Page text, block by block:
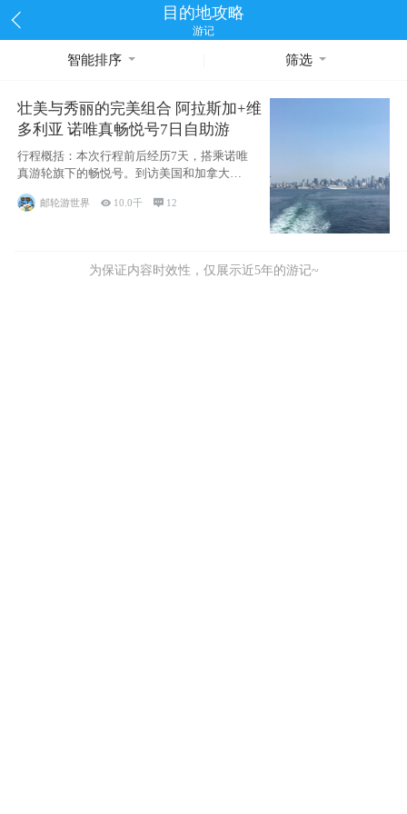
目的地攻略
游记
智能排序 筛选
壮美与秀丽的完美组合 阿拉斯加+维
多利亚 诺唯真畅悦号7日自助游
行程概括：本次行程前后经历7天，搭乘诺唯
真游轮旗下的畅悦号。到访美国和加拿大的4
个州/省：美国华盛顿州
邮轮游世界  10.0千  12
为保证内容时效性，仅展示近5年的游记~